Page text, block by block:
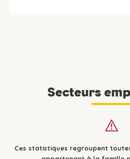
Secteurs
Ces statistiques regroupent